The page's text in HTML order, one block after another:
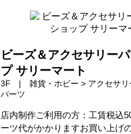
ビーズ＆アクセサリー
プ サリーマート
3F | 雑貨・ホビー > アクセサリ
パーツ
店内制作ご利用の方：工賃税込
ーツ代がかかりますお買い上げ